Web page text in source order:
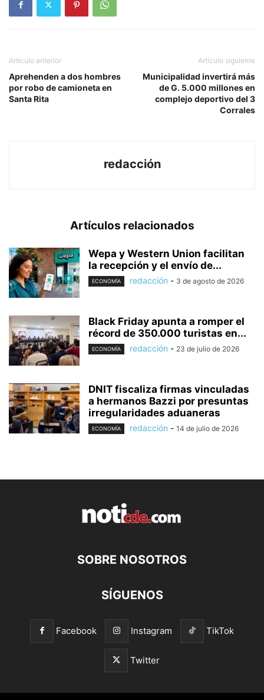
Artículo anterior
Aprehenden a dos hombres
por robo de camioneta en
Santa Rita
Artículo siguiente
Municipalidad invertirá más
de G. 5.000 millones en
complejo deportivo del 3
Corrales
redacción
Artículos relacionados
Wepa y Western Union facilitan
la recepción y el envío de...
ECONOMÍA redacción - 3 de agosto de 2026
Black Friday apunta a romper el
récord de 350.000 turistas en...
ECONOMÍA redacción - 23 de julio de 2026
DNIT fiscaliza firmas vinculadas
a hermanos Bazzi por presuntas
irregularidades aduaneras
ECONOMÍA redacción - 14 de julio de 2026
SOBRE NOSOTROS
SÍGUENOS
Facebook Instagram TikTok
Twitter